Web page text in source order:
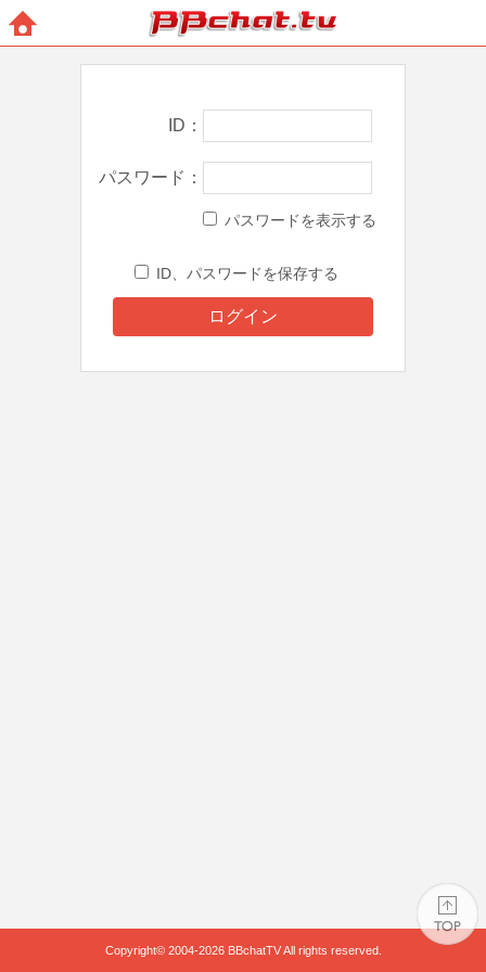
BBchatTV
ID
パスワード
パスワードを表示する
ID、パスワードを保存する
Copyright© 2004-2026 BBchatTVAll rights reserved.